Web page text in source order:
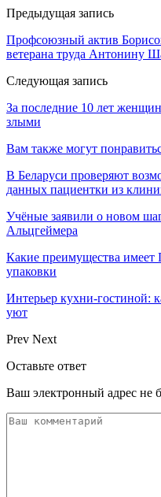
Предыдущая запись
Профсоюзный актив
ветерана труда Антонину
Следующая запись
За последние 10 лет
злыми
Вам также могут
В Беларуси проверяют
данных пациентки из
Учёные заявили о новом
Альцгеймера
Какие преимущества
упаковки
Интерьер кухни-гостиной:
уют
Prev Next
Оставьте ответ
Ваш электронный адрес не